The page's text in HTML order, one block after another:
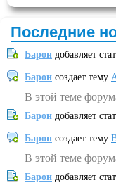
Последние
Барон добавляет
Барон создает тему
В этой теме
Барон добавляет
Барон создает тему
В этой теме
Барон добавляет